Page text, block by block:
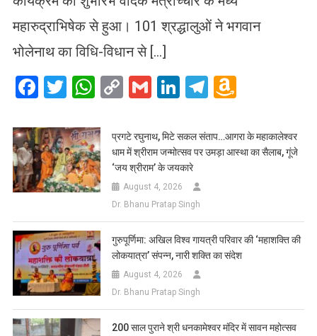
महारुद्राभिषेक से हुआ। 101 श्रद्धालुओं ने भगवान
भोलेनाथ का विधि-विधान से […]
Facebook
Twitter
WhatsApp
CopyGmailLinkedIn
Telegram
List
प्रगटे रघुनाथ, मिटे सकल संताप…आगरा के महाकालेश्वर
धाम में श्रीराम जन्मोत्सव पर उमड़ा आस्था का सैलाब, गूंजे
‘जय श्रीराम’ के जयकारे
August 4, 2026
Dr. Bhanu Pratap Singh
गुरुपूर्णिमा: अखिल विश्व गायत्री परिवार की ‘महाशक्ति की
लोकयात्रा’ संपन्न, नारी शक्ति का संदेश
August 4, 2026
Dr. Bhanu Pratap Singh
200 साल पुराने श्री धनकामेश्वर मंदिर में सावन महोत्सव